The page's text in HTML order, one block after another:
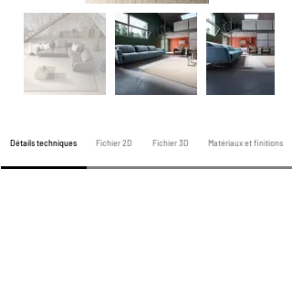
Détails techniques Fichier 2D Fichier 3D Matériaux et finitions